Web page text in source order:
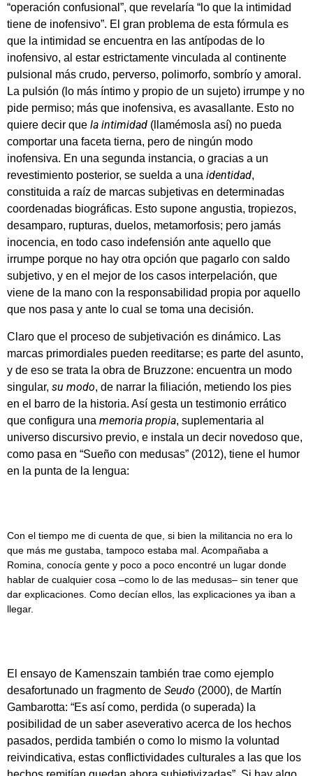
“operación confusional”, que revelaría “lo que la intimidad
tiene de inofensivo”. El gran problema de esta fórmula es
que la intimidad se encuentra en las antípodas de lo
inofensivo, al estar estrictamente vinculada al continente
pulsional más crudo, perverso, polimorfo, sombrío y amoral.
La pulsión (lo más íntimo y propio de un sujeto) irrumpe y no
pide permiso; más que inofensiva, es avasallante. Esto no
quiere decir que la intimidad (llamémosla así) no pueda
comportar una faceta tierna, pero de ningún modo
inofensiva. En una segunda instancia, o gracias a un
revestimiento posterior, se suelda a una identidad,
constituida a raíz de marcas subjetivas en determinadas
coordenadas biográficas. Esto supone angustia, tropiezos,
desamparo, rupturas, duelos, metamorfosis; pero jamás
inocencia, en todo caso indefensión ante aquello que
irrumpe porque no hay otra opción que pagarlo con saldo
subjetivo, y en el mejor de los casos interpelación, que
viene de la mano con la responsabilidad propia por aquello
que nos pasa y ante lo cual se toma una decisión.
Claro que el proceso de subjetivación es dinámico. Las
marcas primordiales pueden reeditarse; es parte del asunto,
y de eso se trata la obra de Bruzzone: encuentra un modo
singular, su modo, de narrar la filiación, metiendo los pies
en el barro de la historia. Así gesta un testimonio errático
que configura una memoria propia, suplementaria al
universo discursivo previo, e instala un decir novedoso que,
como pasa en “Sueño con medusas” (2012), tiene el humor
en la punta de la lengua:
Con el tiempo me di cuenta de que, si bien la militancia no era lo
que más me gustaba, tampoco estaba mal. Acompañaba a
Romina, conocía gente y poco a poco encontré un lugar donde
hablar de cualquier cosa –como lo de las medusas– sin tener que
dar explicaciones. Como decían ellos, las explicaciones ya iban a
llegar.
El ensayo de Kamenszain también trae como ejemplo
desafortunado un fragmento de Seudo (2000), de Martín
Gambarotta: “Es así como, perdida (o superada) la
posibilidad de un saber aseverativo acerca de los hechos
pasados, perdida también o como lo mismo la voluntad
reivindicativa, estas conflictividades culturales a las que los